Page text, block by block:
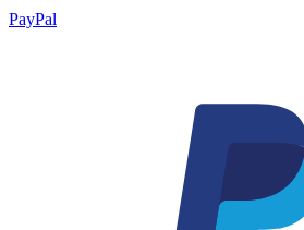
PayPal